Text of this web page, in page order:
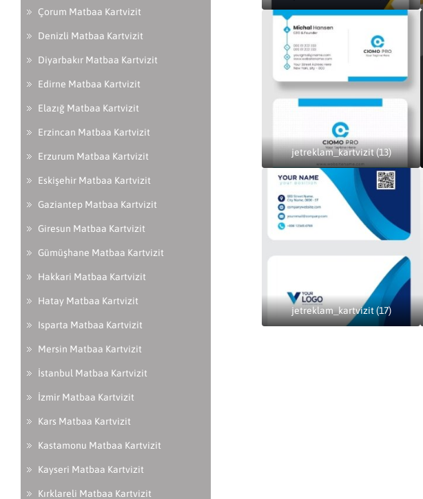
jetreklam_kartvizit (13)
jetreklam_kartvizit (17)
Çorum Matbaa Kartvizit
Denizli Matbaa Kartvizit
Diyarbakır Matbaa Kartvizit
Edirne Matbaa Kartvizit
Elazığ Matbaa Kartvizit
Erzincan Matbaa Kartvizit
Erzurum Matbaa Kartvizit
Eskişehir Matbaa Kartvizit
Gaziantep Matbaa Kartvizit
Giresun Matbaa Kartvizit
Gümüşhane Matbaa Kartvizit
Hakkari Matbaa Kartvizit
Hatay Matbaa Kartvizit
Isparta Matbaa Kartvizit
Mersin Matbaa Kartvizit
İstanbul Matbaa Kartvizit
İzmir Matbaa Kartvizit
Kars Matbaa Kartvizit
Kastamonu Matbaa Kartvizit
Kayseri Matbaa Kartvizit
Kırklareli Matbaa Kartvizit